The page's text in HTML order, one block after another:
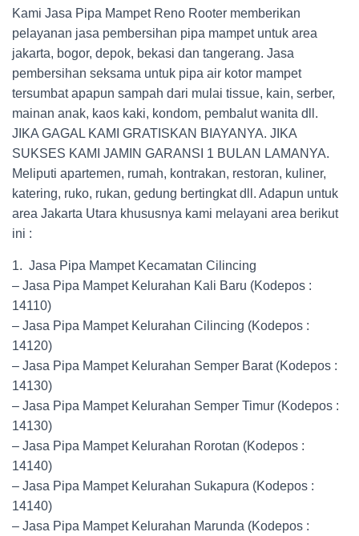
Kami Jasa Pipa Mampet Reno Rooter memberikan
pelayanan jasa pembersihan pipa mampet untuk area
jakarta, bogor, depok, bekasi dan tangerang. Jasa
pembersihan seksama untuk pipa air kotor mampet
tersumbat apapun sampah dari mulai tissue, kain, serber,
mainan anak, kaos kaki, kondom, pembalut wanita dll.
JIKA GAGAL KAMI GRATISKAN BIAYANYA. JIKA
SUKSES KAMI JAMIN GARANSI 1 BULAN LAMANYA.
Meliputi apartemen, rumah, kontrakan, restoran, kuliner,
katering, ruko, rukan, gedung bertingkat dll. Adapun untuk
area Jakarta Utara khususnya kami melayani area berikut
ini :
1. Jasa Pipa Mampet Kecamatan Cilincing
– Jasa Pipa Mampet Kelurahan Kali Baru (Kodepos :
14110)
– Jasa Pipa Mampet Kelurahan Cilincing (Kodepos :
14120)
– Jasa Pipa Mampet Kelurahan Semper Barat (Kodepos :
14130)
– Jasa Pipa Mampet Kelurahan Semper Timur (Kodepos :
14130)
– Jasa Pipa Mampet Kelurahan Rorotan (Kodepos :
14140)
– Jasa Pipa Mampet Kelurahan Sukapura (Kodepos :
14140)
– Jasa Pipa Mampet Kelurahan Marunda (Kodepos :